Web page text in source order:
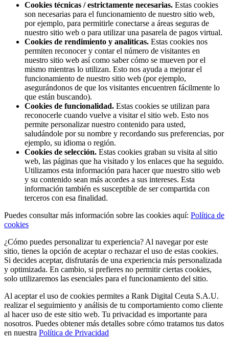
Cookies técnicas / estrictamente necesarias. Estas cookies
son necesarias para el funcionamiento de nuestro sitio web,
por ejemplo, para permitirle conectarse a áreas seguras de
nuestro sitio web o para utilizar una pasarela de pagos virtual.
Cookies de rendimiento y analíticas. Estas cookies nos
permiten reconocer y contar el número de visitantes en
nuestro sitio web así como saber cómo se mueven por el
mismo mientras lo utilizan. Esto nos ayuda a mejorar el
funcionamiento de nuestro sitio web (por ejemplo,
asegurándonos de que los visitantes encuentren fácilmente lo
que están buscando).
Cookies de funcionalidad. Estas cookies se utilizan para
reconocerle cuando vuelve a visitar el sitio web. Esto nos
permite personalizar nuestro contenido para usted,
saludándole por su nombre y recordando sus preferencias, por
ejemplo, su idioma o región.
Cookies de selección. Estas cookies graban su visita al sitio
web, las páginas que ha visitado y los enlaces que ha seguido.
Utilizamos esta información para hacer que nuestro sitio web
y su contenido sean más acordes a sus intereses. Esta
información también es susceptible de ser compartida con
terceros con esa finalidad.
Puedes consultar más información sobre las cookies aquí: Política de
cookies
¿Cómo puedes personalizar tu experiencia? Al navegar por este
sitio, tienes la opción de aceptar o rechazar el uso de estas cookies.
Si decides aceptar, disfrutarás de una experiencia más personalizada
y optimizada. En cambio, si prefieres no permitir ciertas cookies,
solo utilizaremos las esenciales para el funcionamiento del sitio.
Al aceptar el uso de cookies permites a Rank Digital Ceuta S.A.U.
realizar el seguimiento y análisis de tu comportamiento como cliente
al hacer uso de este sitio web. Tu privacidad es importante para
nosotros. Puedes obtener más detalles sobre cómo tratamos tus datos
en nuestra Política de Privacidad